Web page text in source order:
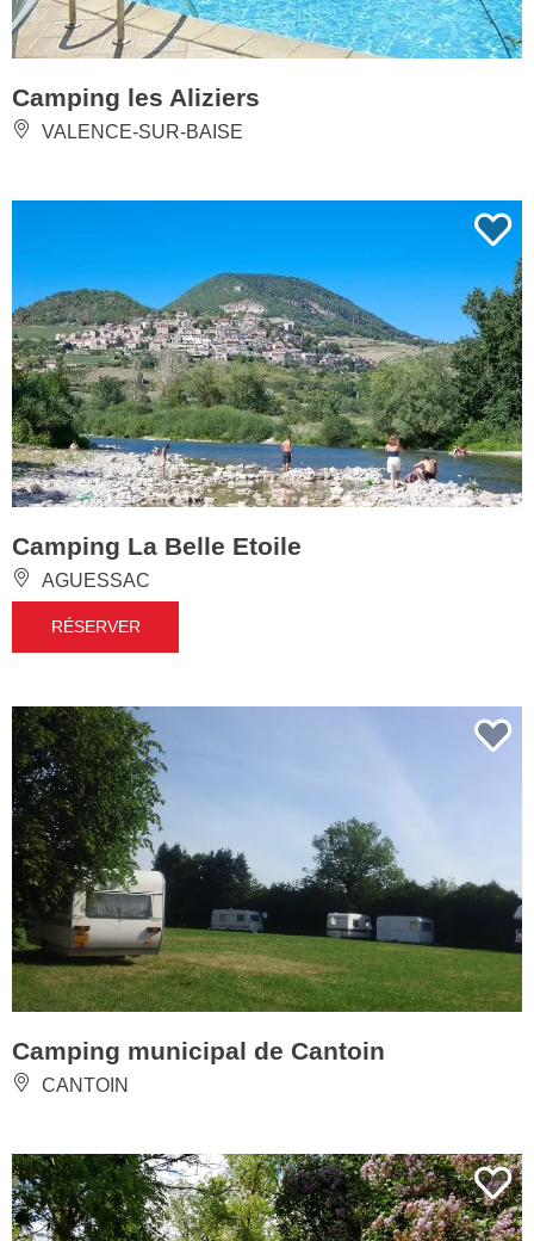
Camping les Aliziers
VALENCE-SUR-BAISE
Camping La Belle Etoile
AGUESSAC
RÉSERVER
Camping municipal de Cantoin
CANTOIN